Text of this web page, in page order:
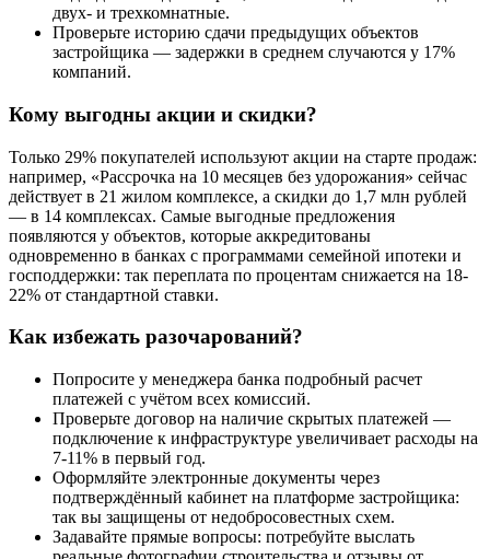
двух- и трехкомнатные.
Проверьте историю сдачи предыдущих объектов
застройщика — задержки в среднем случаются у 17%
компаний.
Кому выгодны акции и скидки?
Только 29% покупателей используют акции на старте продаж:
например, «Рассрочка на 10 месяцев без удорожания» сейчас
действует в 21 жилом комплексе, а скидки до 1,7 млн рублей
— в 14 комплексах. Самые выгодные предложения
появляются у объектов, которые аккредитованы
одновременно в банках с программами семейной ипотеки и
господдержки: так переплата по процентам снижается на 18-
22% от стандартной ставки.
Как избежать разочарований?
Попросите у менеджера банка подробный расчет
платежей с учётом всех комиссий.
Проверьте договор на наличие скрытых платежей —
подключение к инфраструктуре увеличивает расходы на
7-11% в первый год.
Оформляйте электронные документы через
подтверждённый кабинет на платформе застройщика:
так вы защищены от недобросовестных схем.
Задавайте прямые вопросы: потребуйте выслать